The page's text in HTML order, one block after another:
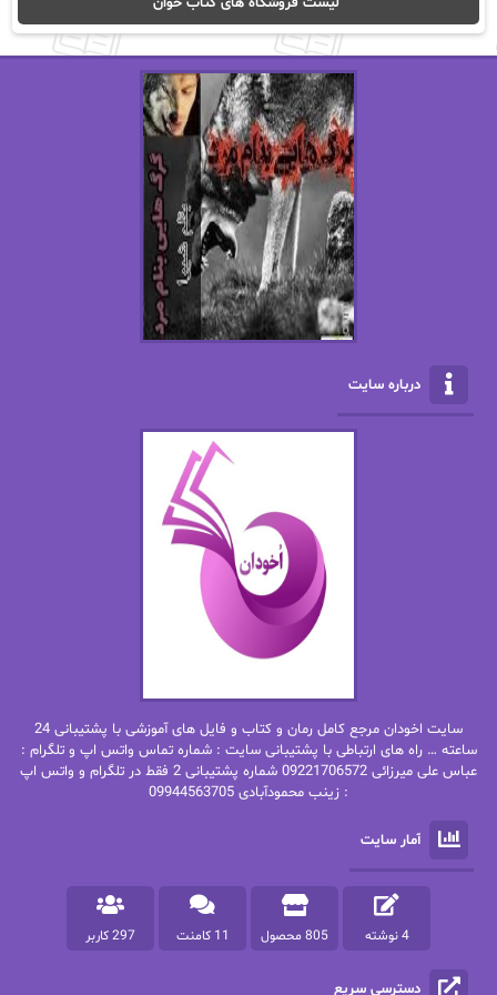
اریک مورگنشترن از نیلوفر لاری
استل مسکم
اصغر زاده
اکرم محمدی
الف صاد
الکساندر دوما
الناز پاکپور‌
الناز محمدی
امیر فرهی
باران
بهار سلطانی
بهاره شیرازی
بهاره.م
بیتا فرخی
پاتریشیا ویلسون پرتو فرهمند
پرستو اسحقی
پرستو مهاجر
پرهام رسولی
پروانه قدیمی پروانه محمدی
پریسا شکور(طوفان خاموش)
درباره سایت
سایت اخودان مرجع کامل رمان و کتاب و فایل های آموزشی با پشتیبانی 24
ساعته … راه های ارتباطی با پشتیبانی سایت : شماره تماس واتس اپ و تلگرام :
عباس علی میرزائی 09221706572 شماره پشتیبانی 2 فقط در تلگرام و واتس اپ
: زینب محمودآبادی 09944563705
آمار سایت
4 نوشته 805 محصول 11 کامنت 297 کاربر
دسترسی سریع